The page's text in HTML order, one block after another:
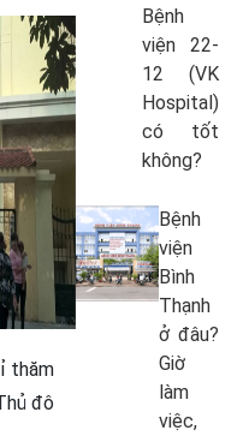
thăm
đô
Bệnh
viện 22-
12 (VK
Hospital)
có tốt
không?
Bệnh
viện
Bình
Thạnh
ở đâu?
Giờ
làm
việc,